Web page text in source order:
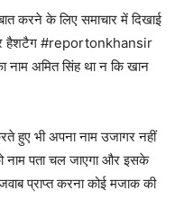
करने के लिए समाचार में दिखाई
हैशटैग #reportonkhansir
नाम अमित सिंह था न कि खान
हुए भी अपना नाम उजागर नहीं
नाम पता चल जाएगा और इसके
प्राप्त करना कोई मजाक की